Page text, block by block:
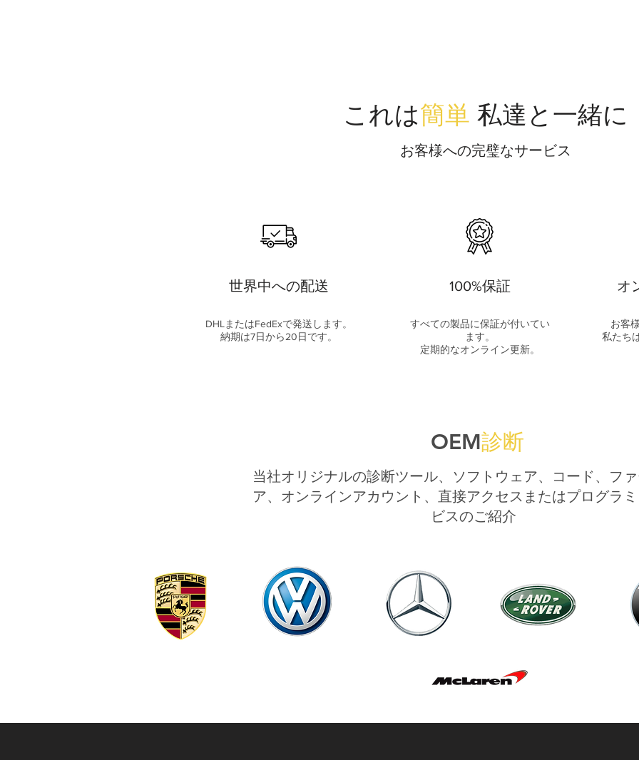
これは簡単 私達と一緒に
お客様への完璧なサービス
世界中への配送
DHLまたはFedExで発送します。
納期は7日から20日です。
100%保証
すべての製品に保証が付いてい
ます。
定期的なオンライン更新。
オ
お客
私たち
OEM診断
当社オリジナルの診断ツール、ソフトウェア、コード、フ
ア、オンラインアカウント、直接アクセスまたはプログラ
ビスのご紹介